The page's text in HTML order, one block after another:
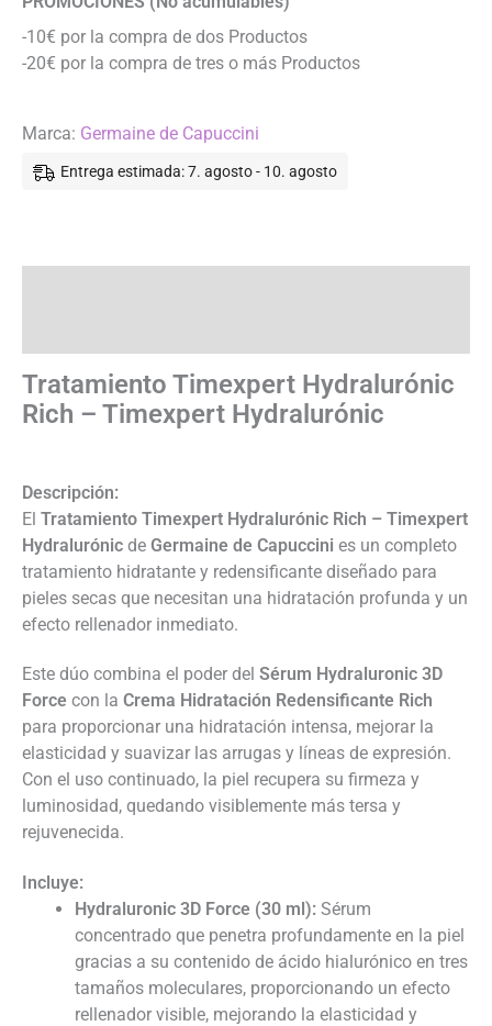
Hydralurónic
cantidad
-10€ por la compra de dos Productos
-20€ por la compra de tres o más Productos
Marca: Germaine de Capuccini
Entrega estimada: 7. agosto - 10. agosto
Tratamiento Timexpert Hydralurónic
Rich – Timexpert Hydralurónic
Descripción:
El Tratamiento Timexpert Hydralurónic Rich – Timexpert
Hydralurónic de Germaine de Capuccini es un completo
tratamiento hidratante y redensificante diseñado para
pieles secas que necesitan una hidratación profunda y un
efecto rellenador inmediato.
Este dúo combina el poder del Sérum Hydraluronic 3D
Force con la Crema Hidratación Redensificante Rich
para proporcionar una hidratación intensa, mejorar la
elasticidad y suavizar las arrugas y líneas de expresión.
Con el uso continuado, la piel recupera su firmeza y
luminosidad, quedando visiblemente más tersa y
rejuvenecida.
Incluye:
Hydraluronic 3D Force (30 ml): Sérum
concentrado que penetra profundamente en la piel
gracias a su contenido de ácido hialurónico en tres
tamaños moleculares, proporcionando un efecto
rellenador visible, mejorando la elasticidad y